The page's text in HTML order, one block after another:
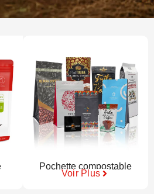
Pochette compostable
Voir Plus